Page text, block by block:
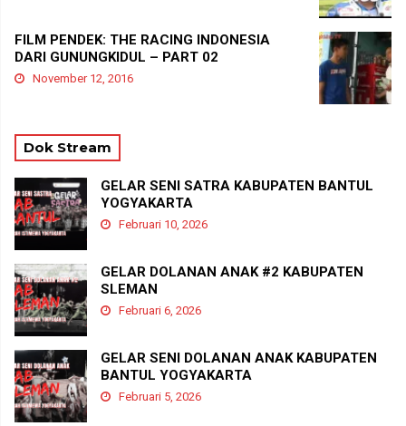
FILM PENDEK: THE RACING INDONESIA
DARI GUNUNGKIDUL – PART 02
November 12, 2016
Dok Stream
GELAR SENI SATRA KABUPATEN BANTUL
YOGYAKARTA
Februari 10, 2026
GELAR DOLANAN ANAK #2 KABUPATEN
SLEMAN
Februari 6, 2026
GELAR SENI DOLANAN ANAK KABUPATEN
BANTUL YOGYAKARTA
Februari 5, 2026